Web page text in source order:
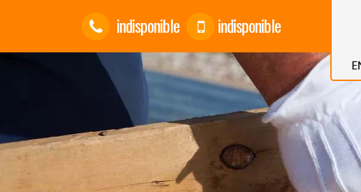
indisponible indisponible